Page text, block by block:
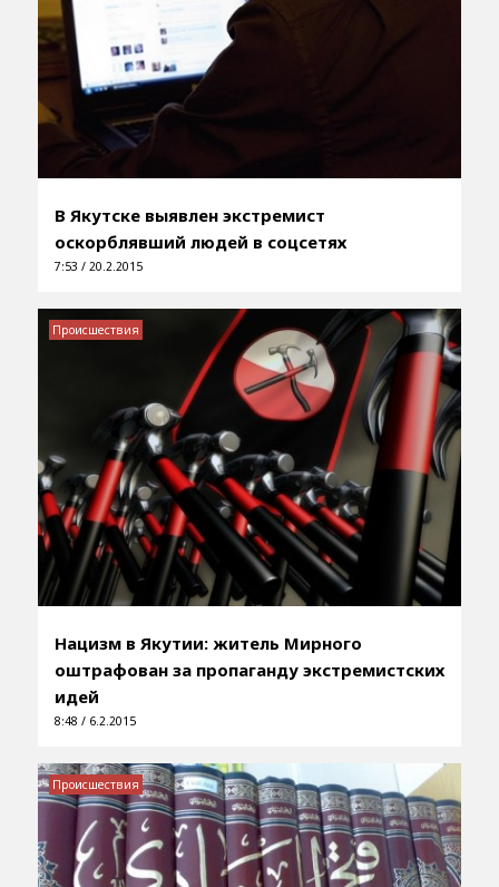
В Якутске выявлен экстремист
оскорблявший людей в соцсетях
7:53 / 20.2.2015
Нацизм в Якутии: житель Мирного
оштрафован за пропаганду экстремистских
идей
8:48 / 6.2.2015
Происшествия
Происшествия